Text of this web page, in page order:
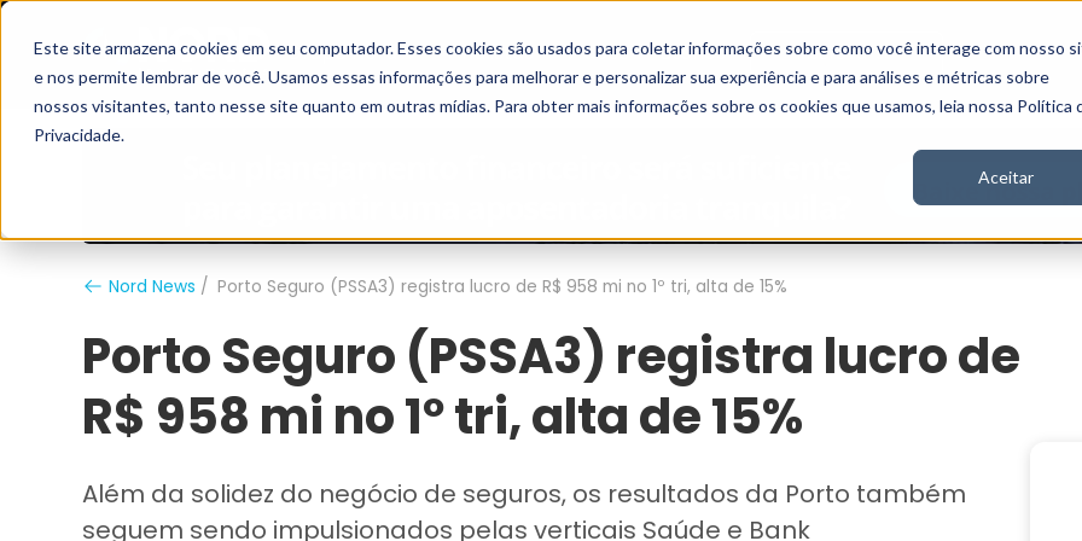
Este site armazena cookies em seu computador. Esses cookies são usados para coletar informações sobre como você interage com nosso
e nos permite lembrar de você. Usamos essas informações para melhorar e personalizar sua experiência e para análises e métricas sobre
nossos visitantes, tanto nesse site quanto em outras mídias. Para obter mais informações sobre os cookies que usamos, leia nossa Política
Privacidade.
Aceitar
Grupo Nord Analistas Vídeos Stories Inscreva-se
Nord News Porto Seguro (PSSA3) registra lucro de R$ 958 mi no 1º tri, alta de 15%
Porto Seguro (PSSA3) registra lucro de
R$ 958 mi no 1º tri, alta de 15%
Além da solidez do negócio de seguros, os resultados da Porto também
seguem sendo impulsionados pelas verticais Saúde e Bank